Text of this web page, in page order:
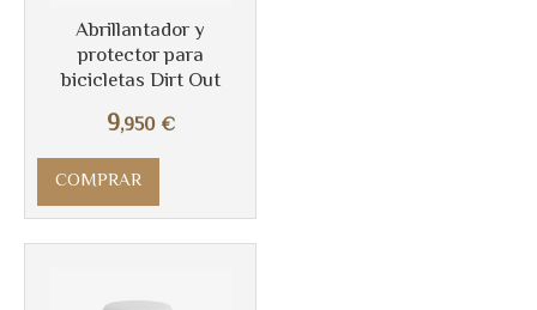
Abrillantador y
protector para
bicicletas Dirt Out
9,950 €
COMPRAR
Más info